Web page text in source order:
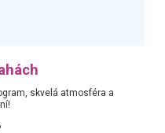
skvelá atmosféra a